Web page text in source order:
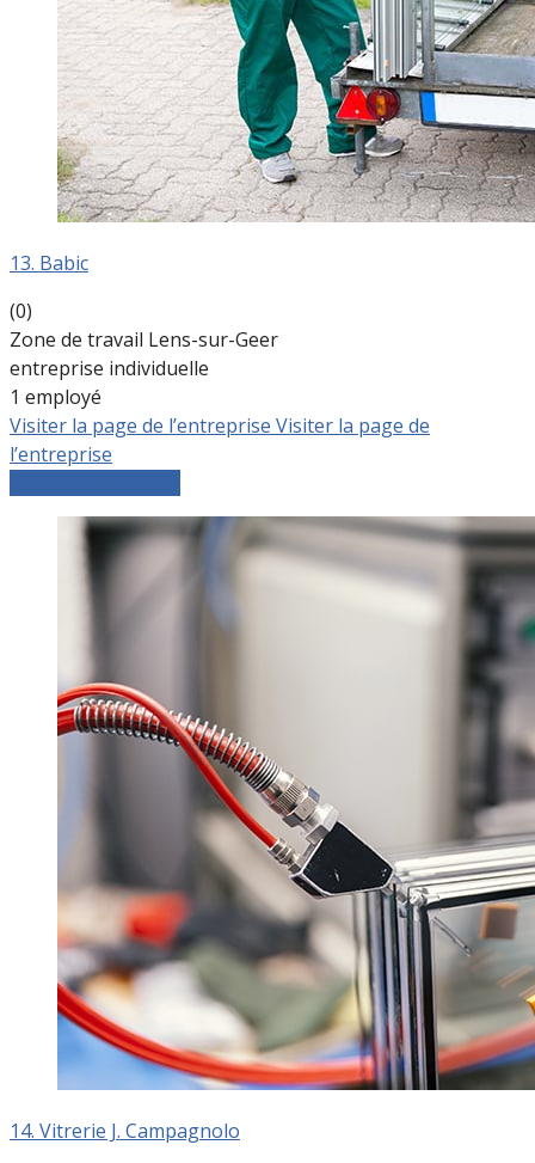
13. Babic
(0)
Zone de travail Lens-sur-Geer
entreprise individuelle
1 employé
Visiter la page de l’entreprise Visiter la page de
l’entreprise
14. Vitrerie J. Campagnolo